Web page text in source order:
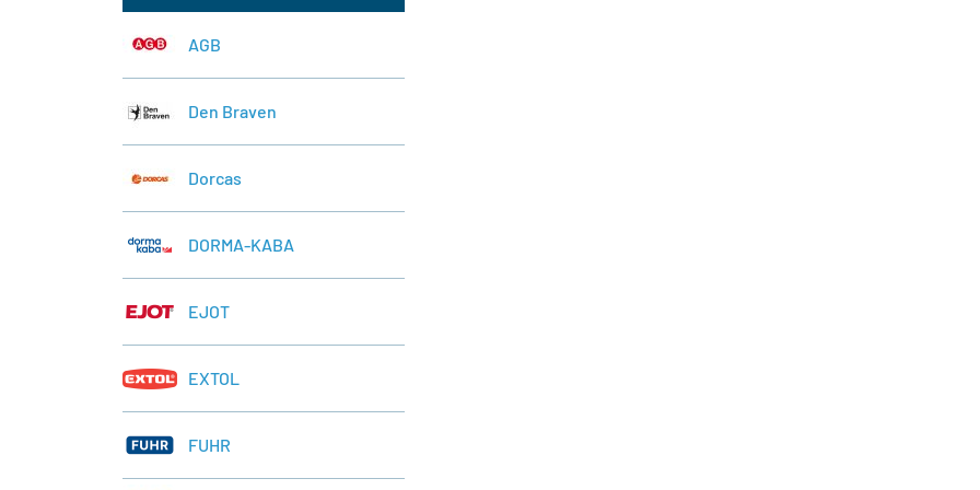
AGB
Den Braven
Dorcas
DORMA-KABA
EJOT
EXTOL
FUHR